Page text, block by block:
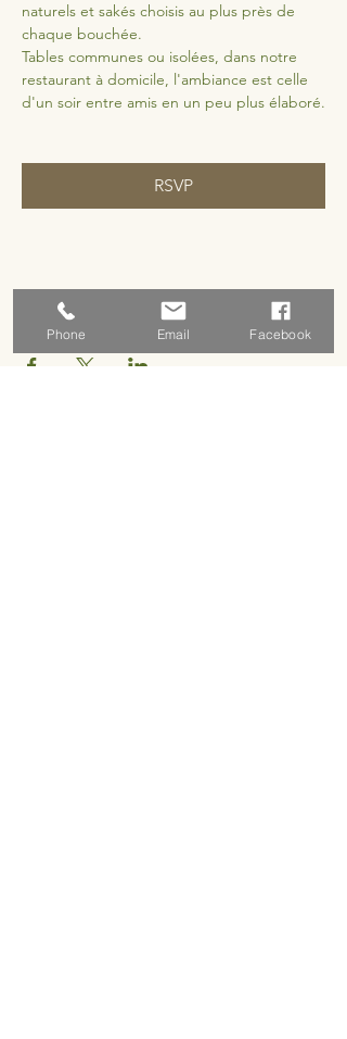
naturels et sakés choisis au plus près de
chaque bouchée.
Tables communes ou isolées, dans notre
restaurant à domicile, l'ambiance est celle
d'un soir entre amis en un peu plus élaboré.
RSVP
Share this event
Phone Email Facebook